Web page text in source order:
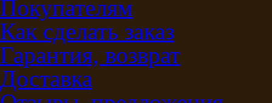
Покупателям
Как сделать заказ
Гарантия, возврат
Доставка